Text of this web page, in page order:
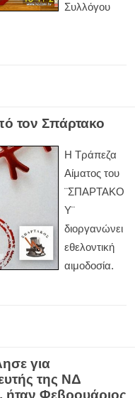
Συλλόγου
τον Σπάρτακο
Η Τράπεζα
Αίματος του
¨ΣΠΑΡΤΑΚΟ
Υ¨
διοργανώνει
εθελοντική
αιμοδοσία.
για
της ΝΔ
Φεβρουάριος